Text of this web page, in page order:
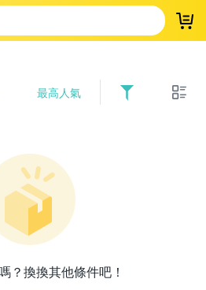
登
最高人氣
？換換其他條件吧！